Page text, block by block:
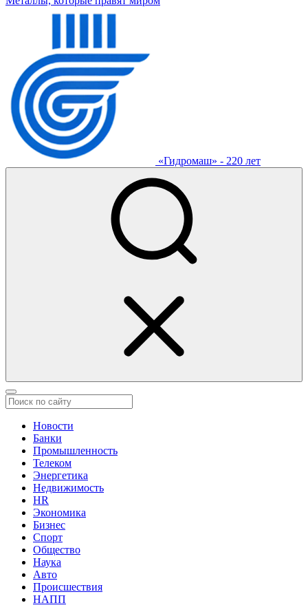
«Гидромаш» - 220 лет
Новости
Банки
Промышленность
Телеком
Энергетика
Недвижимость
HR
Экономика
Бизнес
Спорт
Общество
Наука
Авто
Происшествия
НАПП